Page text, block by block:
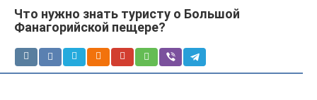
Что нужно знать туристу о Большой
Фанагорийской пещере?